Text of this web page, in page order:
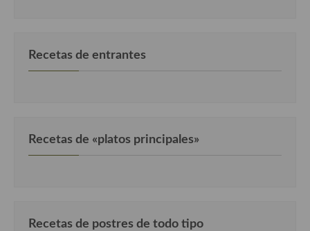
Recetas de entrantes
Recetas de «platos principales»
Recetas de postres de todo tipo